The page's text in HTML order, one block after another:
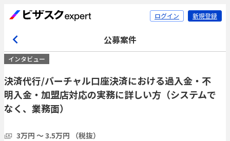
ログイン 新規登録
公募案件
インタビュー
決済代行/バーチャル口座決済における過入金・不
明入金・加盟店対応の実務に詳しい方（システムで
なく、業務面）
3万円 〜 3.5万円 （税抜）